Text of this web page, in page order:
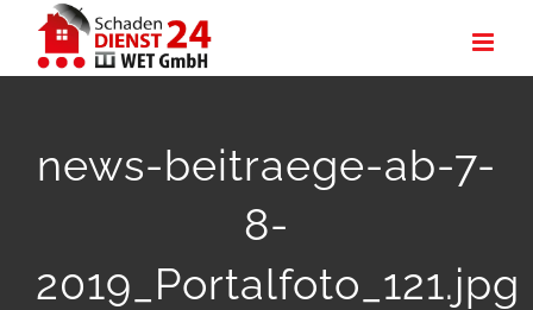
Inhalt
news-beitraege-ab-7-
8-
2019_Portalfoto_121.jpg